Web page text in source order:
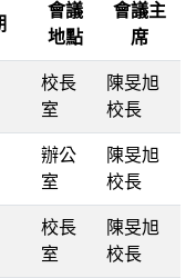
會議
地點
會議主
席
校長
室
陳旻旭
校長
辦公
室
陳旻旭
校長
校長
室
陳旻旭
校長